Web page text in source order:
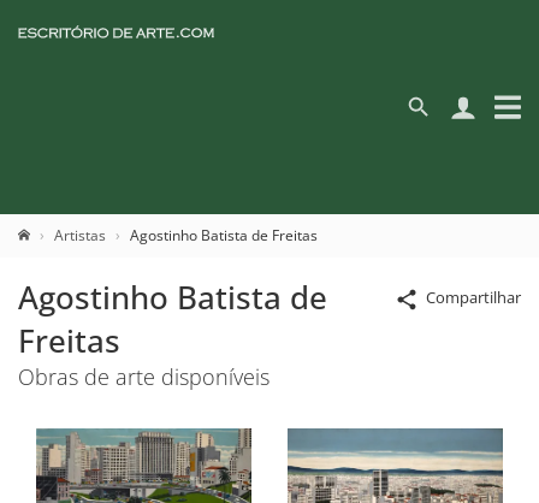
Artistas Agostinho Batista de Freitas
Compartilhar
Agostinho Batista de
Freitas
Obras de arte disponíveis